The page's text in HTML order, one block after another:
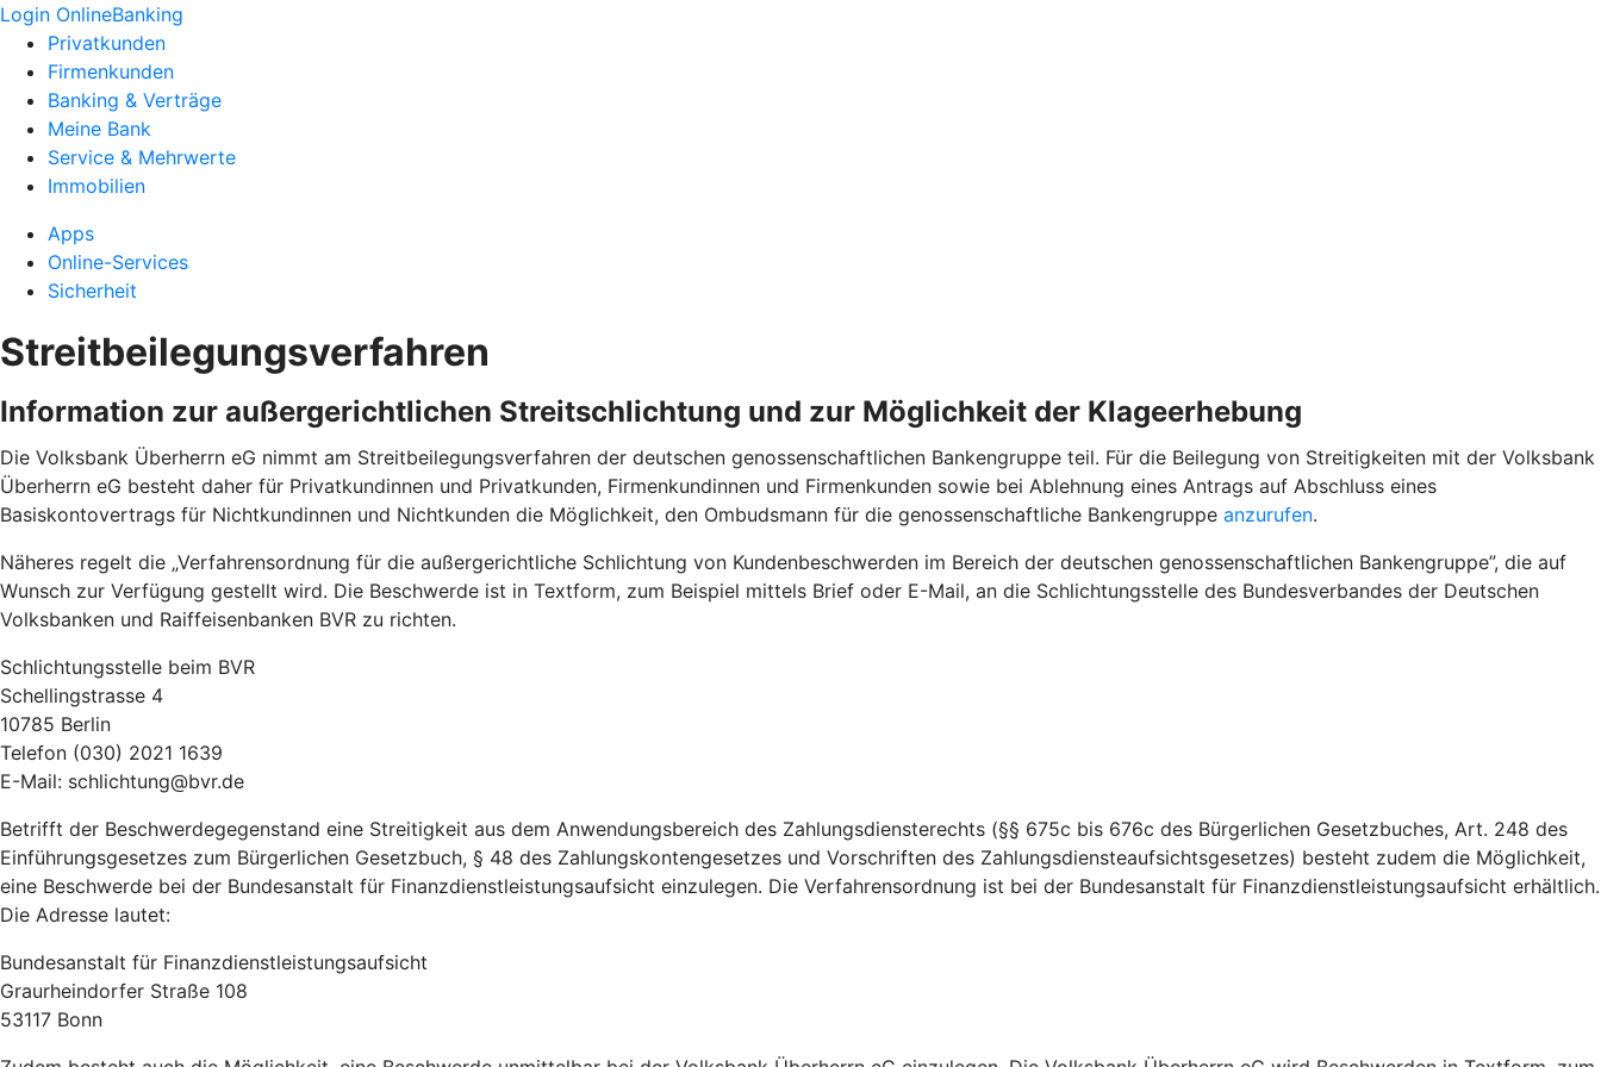
Login OnlineBanking
Privatkunden
Firmenkunden
Banking & Verträge
Meine Bank
Service & Mehrwerte
Immobilien
Apps
Online-Services
Sicherheit
Streitbeilegungsverfahren
Information zur außergerichtlichen Streitschlichtung und zur Möglichkeit der Klageerhebung
Die Volksbank Überherrn eG nimmt am Streitbeilegungsverfahren der deutschen genossenschaftlichen Bankengruppe teil. Für die Beilegung von Streitigkeiten mit der Volksbank
Überherrn eG besteht daher für Privatkundinnen und Privatkunden, Firmenkundinnen und Firmenkunden sowie bei Ablehnung eines Antrags auf Abschluss eines
Basiskontovertrags für Nichtkundinnen und Nichtkunden die Möglichkeit, den Ombudsmann für die genossenschaftliche Bankengruppe anzurufen.
Näheres regelt die „Verfahrensordnung für die außergerichtliche Schlichtung von Kundenbeschwerden im Bereich der deutschen genossenschaftlichen Bankengruppe”, die auf
Wunsch zur Verfügung gestellt wird. Die Beschwerde ist in Textform, zum Beispiel mittels Brief oder E-Mail, an die Schlichtungsstelle des Bundesverbandes der Deutschen
Volksbanken und Raiffeisenbanken BVR zu richten.
Schlichtungsstelle beim BVR
Schellingstrasse 4
10785 Berlin
Telefon (030) 2021 1639
E-Mail: schlichtung@bvr.de
Betrifft der Beschwerdegegenstand eine Streitigkeit aus dem Anwendungsbereich des Zahlungsdiensterechts (§§ 675c bis 676c des Bürgerlichen Gesetzbuches, Art. 248 des
Einführungsgesetzes zum Bürgerlichen Gesetzbuch, § 48 des Zahlungskontengesetzes und Vorschriften des Zahlungsdiensteaufsichtsgesetzes) besteht zudem die Möglichkeit,
eine Beschwerde bei der Bundesanstalt für Finanzdienstleistungsaufsicht einzulegen. Die Verfahrensordnung ist bei der Bundesanstalt für Finanzdienstleistungsaufsicht erhältlich.
Die Adresse lautet:
Bundesanstalt für Finanzdienstleistungsaufsicht
Graurheindorfer Straße 108
53117 Bonn